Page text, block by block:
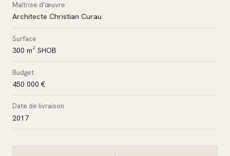
Maîtrise d'œuvre
Architecte Christian Curau
Surface
300 m² SHOB
Budget
450 000 €
Date de livraison
2017